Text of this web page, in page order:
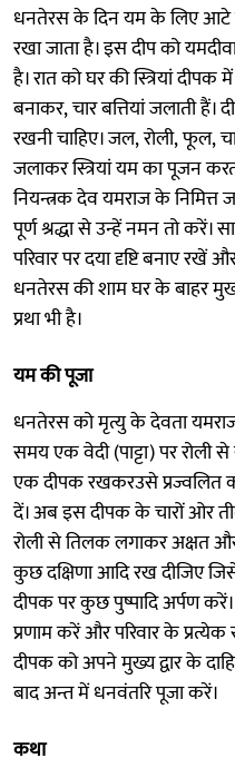
धनतेरस के दिन यम के लिए आटे
रखा जाता है। इस दीप को
है। रात को घर की स्त्रियां
बनाकर, चार बत्तियां जलाती हैं।
रखनी चाहिए। जल, रोली, फूल,
जलाकर स्त्रियां यम का पूजन
नियन्त्रक देव यमराज के
पूर्ण श्रद्धा से उन्हें नमन तो करें।
परिवार पर दया दृष्टि बनाए
धनतेरस की शाम घर के बाहर
प्रथा भी है।
यम की पूजा
धनतेरस को मृत्यु के देवता
समय एक वेदी (पाट्टा) पर रोली
एक दीपक रखकरउसे प्रज्वलित
दें। अब इस दीपक के चारों ओर
रोली से तिलक लगाकर अक्षत
कुछ दक्षिणा आदि रख दीजिए
दीपक पर कुछ पुष्पादि अर्पण
प्रणाम करें और परिवार के
दीपक को अपने मुख्य द्वार के
बाद अन्त में धनवंतरि पूजा करें।
कथा